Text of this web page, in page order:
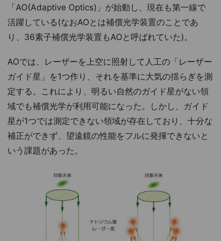
「AO(Adaptive Optics)」が始動し、現在も第一線で
活躍している(なおAOとは補償光学装置のことであ
り、36素子補償光学装置もAOと呼ばれていた)。
AOでは、レーザーを上空に照射して人工の「レーザー
ガイド星」を1つ作り、それを基準に大気の揺らぎを測
定する。これにより、明るい自然のガイド星がない領
域でも補償光学が利用可能になった。しかし、ガイド
星が1つでは測定できない領域が存在しており、十分な
補正ができず、望遠鏡の性能をフルに発揮できないと
いう課題があった。